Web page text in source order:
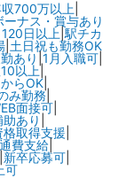
700万以上
ーナス・賞与あり
日以上 駅チカ
| 土日祝も勤務OK
あり 1月入職可|
以上|
らOK|
み勤務|
面接可|
あり
格取得支援
費支給|
新卒応募可|
可